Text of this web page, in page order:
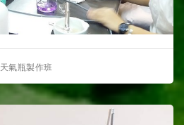
天氣瓶製作班